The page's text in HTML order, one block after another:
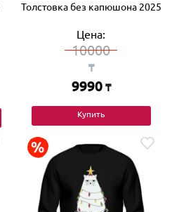
Толстовка без капюшона 2025
Цена:
10000
₸
9990 ₸
Купить